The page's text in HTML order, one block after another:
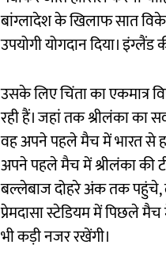
बांग्लादेश के खिलाफ सात
उपयोगी योगदान दिया।
उसके लिए चिंता का एकमात्र
रही हैं। जहां तक श्रीलंका का
वह अपने पहले मैच में भारत से
अपने पहले मैच में श्रीलंका की
बल्लेबाज दोहरे अंक तक पहुंचे,
प्रेमदासा स्टेडियम में पिछले
भी कड़ी नजर रखेंगी।